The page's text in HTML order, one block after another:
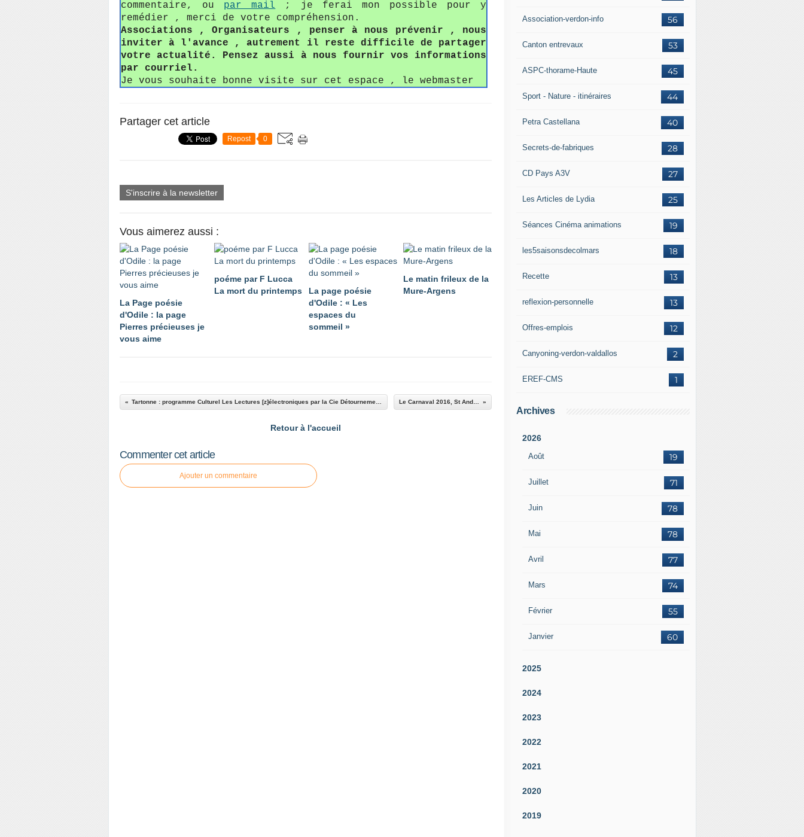
commentaire, ou par mail ; je ferai mon possible pour y
remédier , merci de votre compréhension.
Associations , Organisateurs , penser à nous prévenir , nous
inviter à l'avance , autrement il reste difficile de partager
votre actualité. Pensez aussi à nous fournir vos informations
par courriel.
Je vous souhaite bonne visite sur cet espace , le webmaster
Partager cet article
Repost 0
S'inscrire à la newsletter
Vous aimerez aussi :
La Page poésie
d'Odile : la page
Pierres précieuses je
vous aime
poéme par F Lucca
La mort du printemps
La page poésie
d'Odile : « Les
espaces du
sommeil »
Le matin frileux de la
Mure-Argens
Le Carnaval 2016, St André les Alpes
Retour à l'accueil
Commenter cet article
Ajouter un commentaire
56
Association-verdon-info
53
Canton entrevaux
45
ASPC-thorame-Haute
44
Sport - Nature - itinéraires
40
Petra Castellana
28
Secrets-de-fabriques
27
CD Pays A3V
25
Les Articles de Lydia
19
Séances Cinéma animations
18
les5saisonsdecolmars
13
Recette
13
reflexion-personnelle
12
Offres-emplois
2
Canyoning-verdon-valdallos
1
EREF-CMS
Archives
2026
Août 19
Juillet 71
Juin 78
Mai 78
Avril 77
Mars 74
Février 55
Janvier 60
2025
2024
2023
2022
2021
2020
2019